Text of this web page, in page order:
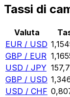
Tassi di
Valuta
EUR / USD
GBP / EUR
USD / JPY
GBP / USD
USD / CHF